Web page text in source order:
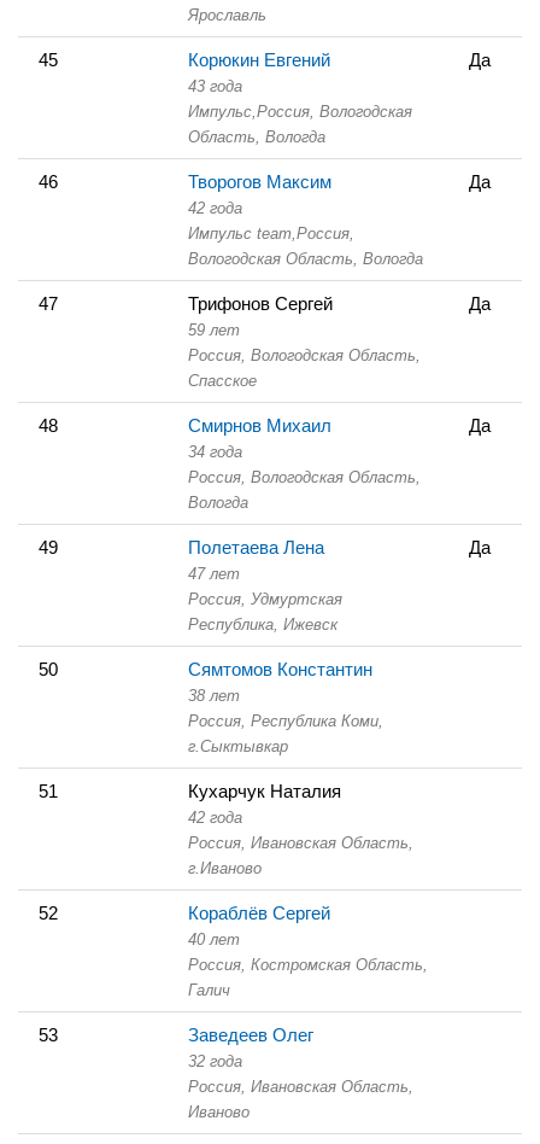
Ярославль
45 Корюкин Евгений
43 года
Импульс, Россия, Вологодская
Область, Вологда
Да
46 Творогов Максим
42 года
Импульс team, Россия,
Вологодская Область, Вологда
Да
47 Трифонов Сергей
59 лет
Россия, Вологодская Область,
Спасское
Да
48 Смирнов Михаил
34 года
Россия, Вологодская Область,
Вологда
Да
49 Полетаева Лена
47 лет
Россия, Удмуртская
Республика, Ижевск
Да
50 Сямтомов Константин
38 лет
Россия, Республика Коми,
г.Сыктывкар
51 Кухарчук Наталия
42 года
Россия, Ивановская Область,
г.Иваново
52 Кораблёв Сергей
40 лет
Россия, Костромская Область,
Галич
53 Заведеев Олег
32 года
Россия, Ивановская Область,
Иваново